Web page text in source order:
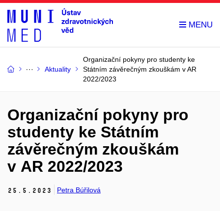
Aktuality
Organizační pokyny pro studenty ke
Státním závěrečným zkouškám v AR
2022/2023
Organizační pokyny pro
studenty ke Státním
závěrečným zkouškám
v AR 2022/2023
25. 5. 2023 Petra Búřilová